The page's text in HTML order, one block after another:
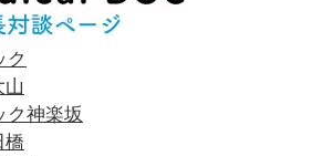
ク
山
ク神楽坂
橋